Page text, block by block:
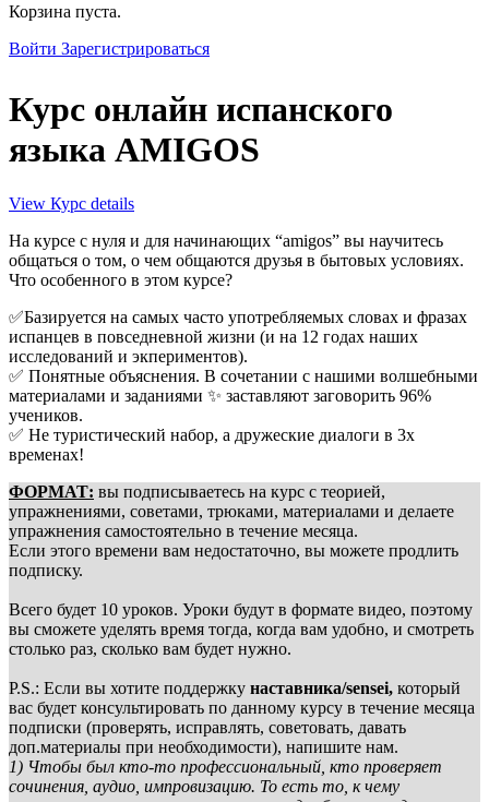
Корзина пуста.
Войти Зарегистрироваться
Close
search
Курс онлайн испанского
языка AMIGOS
View Курс details
На курсе с нуля и для начинающих “amigos” вы научитесь
общаться о том, о чем общаются друзья в бытовых условиях.
Что особенного в этом курсе?
✅Базируется на самых часто употребляемых словах и фразах
испанцев в повседневной жизни (и на 12 годах наших
исследований и экпериментов).
✅ Понятные объяснения. В сочетании с нашими волшебными
материалами и заданиями ✨ заставляют заговорить 96%
учеников.
✅ Не туристический набор, а дружеские диалоги в 3х
временах!
ФОРМАТ: вы подписываетесь на курс с теорией,
упражнениями, советами, трюками, материалами и делаете
упражнения самостоятельно в течение месяца.
Если этого времени вам недостаточно, вы можете продлить
подписку.
Всего будет 10 уроков. Уроки будут в формате видео, поэтому
вы сможете уделять время тогда, когда вам удобно, и смотреть
столько раз, сколько вам будет нужно.
P.S.: Если вы хотите поддержку наставника/sensei, который
вас будет консультировать по данному курсу в течение месяца
подписки (проверять, исправлять, советовать, давать
доп.материалы при необходимости), напишите нам.
1) Чтобы был кто-то профессиональный, кто проверяет
сочинения, аудио, импровизацию. То есть то, к чему